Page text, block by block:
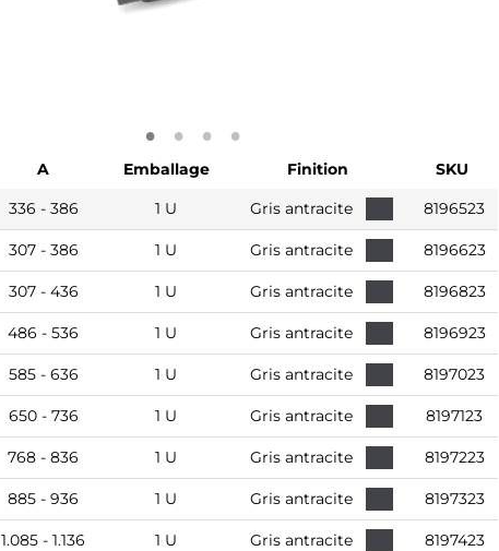
A Emballage Finition
SKU
336 - 386 1 U Gris antracite 8196523
307 - 386 1 U Gris antracite 8196623
307 - 436 1 U Gris antracite 8196823
486 - 536 1 U Gris antracite 8196923
585 - 636 1 U Gris antracite 8197023
650 - 736 1 U Gris antracite 8197123
768 - 836 1 U Gris antracite 8197223
885 - 936 1 U Gris antracite 8197323
1.085 - 1.136 1 U Gris antracite 8197423